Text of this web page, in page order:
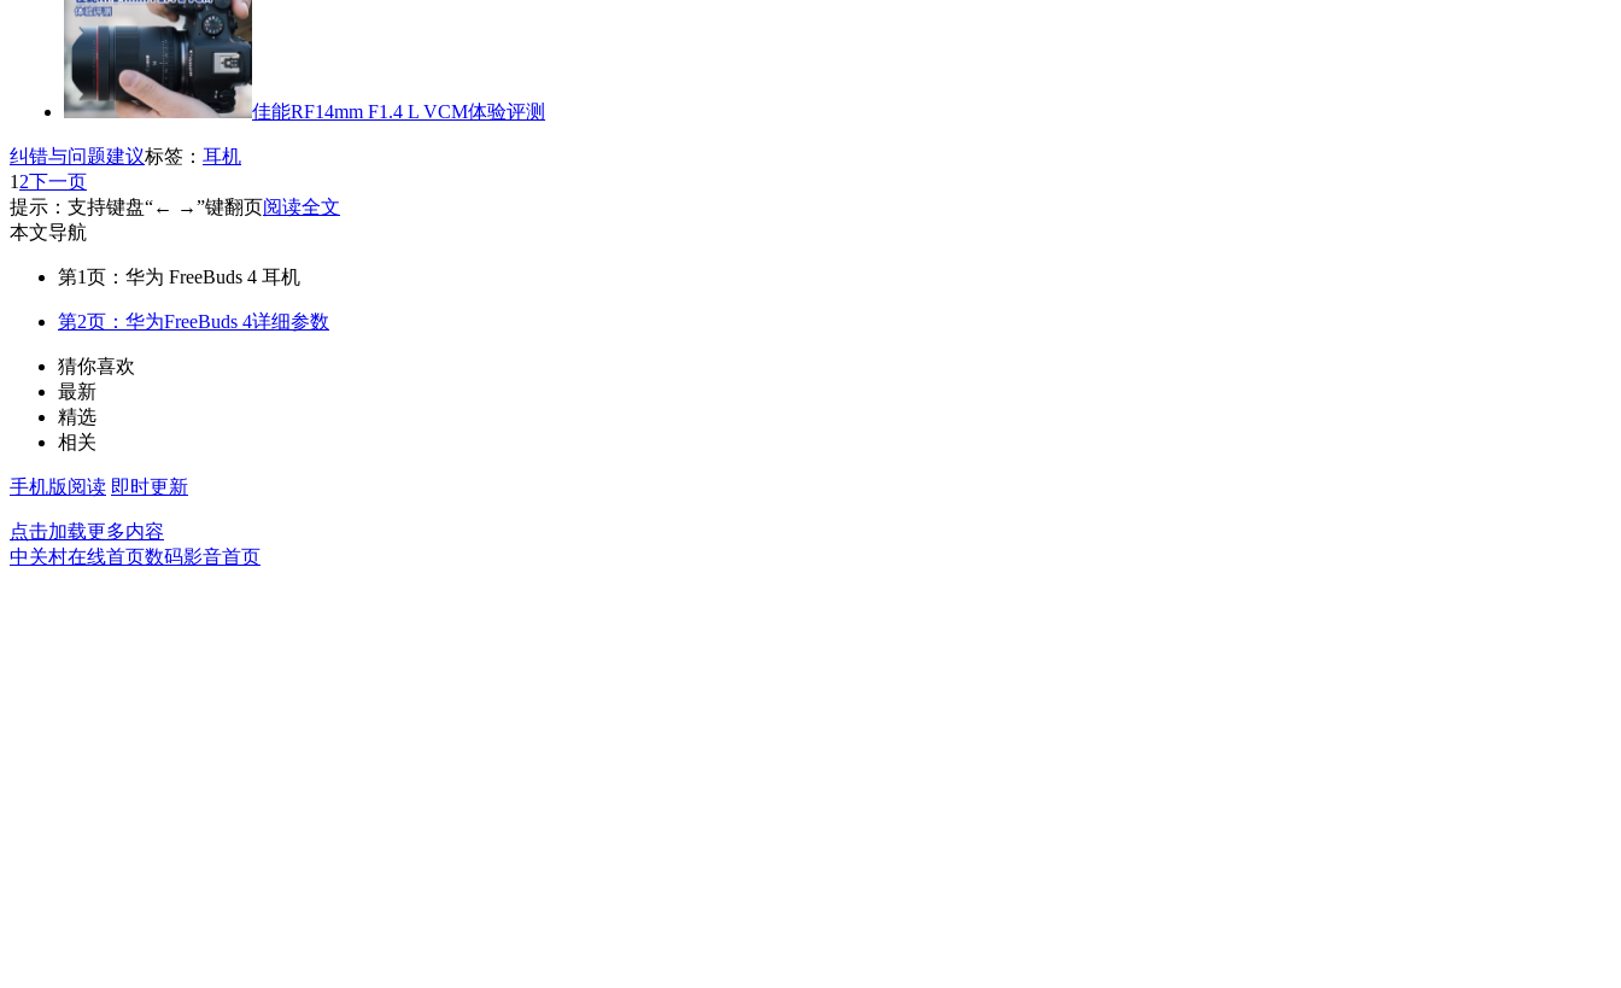
佳能RF14mm F1.4 L VCM体验评测
纠错与问题建议标签： 耳机
1 2下一页
提示：支持键盘“← →”键翻页阅读全文
本文导航
第1页：华为 FreeBuds 4 耳机
第2页：华为FreeBuds 4详细参数
猜你喜欢
最新
精选
相关
手机版阅读 即时更新
点击加载更多内容
中关村在线首页数码影音首页